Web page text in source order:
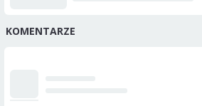
KOMENTARZE